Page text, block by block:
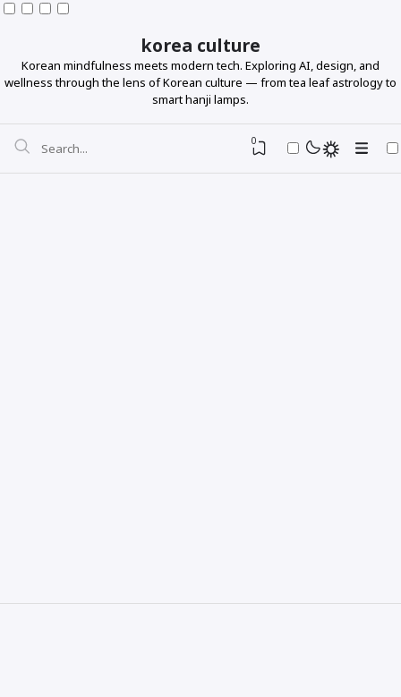
korea culture
Korean mindfulness meets modern tech. Exploring AI, design, and
wellness through the lens of Korean culture — from tea leaf astrology to
smart hanji lamps.
0